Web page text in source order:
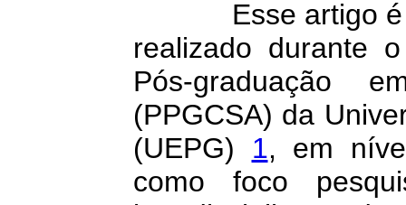
Esse artigo é
realizado durante
Pós-graduação
(PPGCSA) da
(UEPG) 1, em
como foco